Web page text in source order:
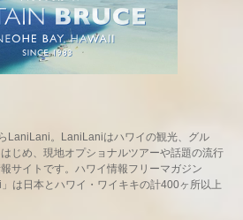
LaniLani。LaniLaniはハワイの観光、グル
じめ、現地オプショナルツアーや話題の流行
サイトです。ハワイ情報フリーマガジン
は日本とハワイ・ワイキキの計400ヶ所以上